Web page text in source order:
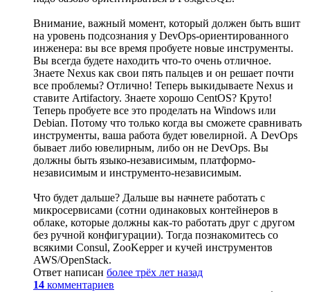
Внимание, важный момент, который должен быть вшит
на уровень подсознания у DevOps-ориентированного
инженера: вы все время пробуете новые инструменты.
Вы всегда будете находить что-то очень отличное.
Знаете Nexus как свои пять пальцев и он решает почти
все проблемы? Отлично! Теперь выкидываете Nexus и
ставите Artifactory. Знаете хорошо CentOS? Круто!
Теперь пробуете все это проделать на Windows или
Debian. Потому что только когда вы сможете сравнивать
инструменты, ваша работа будет ювелирной. А DevOps
бывает либо ювелирным, либо он не DevOps. Вы
должны быть языко-независимым, платформо-
независимым и инструменто-независимым.
Что будет дальше? Дальше вы начнете работать с
микросервисами (сотни одинаковых контейнеров в
облаке, которые должны как-то работать друг с другом
без ручной конфигурации). Тогда познакомитесь со
всякими Consul, ZooKepper и кучей инструментов
AWS/OpenStack.
Ответ написан более трёх лет назад
14 комментариев